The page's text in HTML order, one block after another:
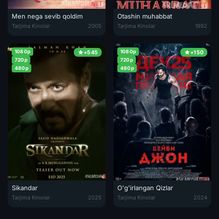
Men nega sevib qoldim
Men nega sevib qoldim / Man qanday sevdim 2005 Hind kino
Tarjima Kinolar 2005
Otashin muhabbat
Otashin muhabbat / Xotirasiz
Tarjima Kinolar 1992
+545
1080p
720p
480p
Sikandar
Sikandar / Iskandar Premyera Hind kino Uzbek tilida O'zbekcha
Tarjima Kinolar 2025
+150
1080p
720p
480p
O'g'irlangan Qizlar
O'g'irlangan Qizlar / Farzand
Tarjima Kinolar 2024